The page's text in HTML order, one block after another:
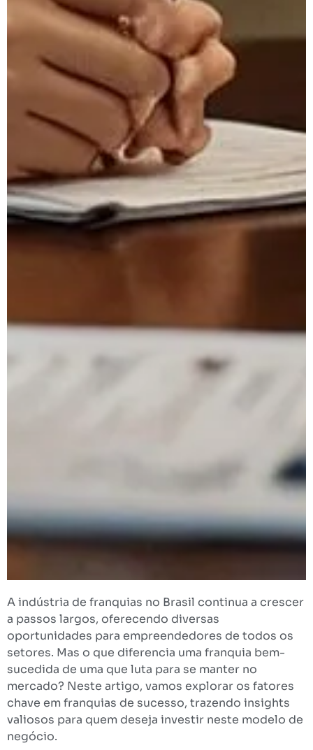
A indústria de franquias no Brasil continua a crescer
a passos largos, oferecendo diversas
oportunidades para empreendedores de todos os
setores. Mas o que diferencia uma franquia bem-
sucedida de uma que luta para se manter no
mercado? Neste artigo, vamos explorar os fatores
chave em franquias de sucesso, trazendo insights
valiosos para quem deseja investir neste modelo de
negócio.